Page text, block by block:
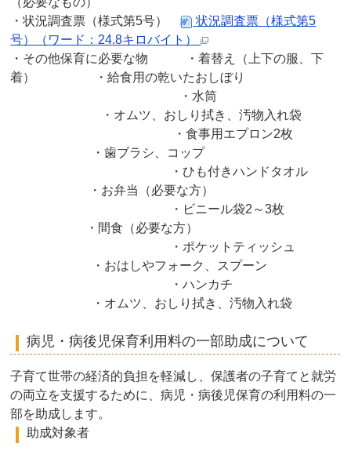
・状況調査票（様式第5号）
状況調査票（様式第5
号）（ワード：24.8キロバイト）
・その他保育に必要な物 ・着替え（上下の服、下
着） ・給食用の乾いたおしぼり
・水筒
・オムツ、おしり拭き、汚物入れ袋
・食事用エプロン2枚
・歯ブラシ、コップ
・ひも付きハンドタオル
・お弁当（必要な方）
・ビニール袋2～3枚
・間食（必要な方）
・ポケットティッシュ
・おはしやフォーク、スプーン
・ハンカチ
・オムツ、おしり拭き、汚物入れ袋
病児・病後児保育利用料の一部助成について
子育て世帯の経済的負担を軽減し、保護者の子育てと就労
の両立を支援するために、病児・病後児保育の利用料の一
部を助成します。
助成対象者